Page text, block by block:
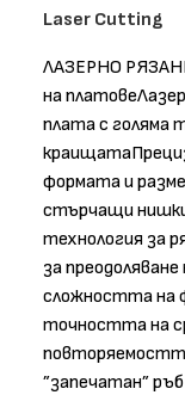
Laser Cutting
ЛАЗЕРНО
на
плата с голяма
формата и
стърчащи
технология за
за
сложността на
точността на
”запечатан”